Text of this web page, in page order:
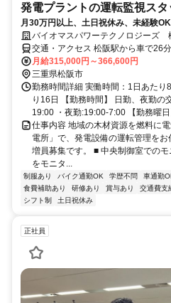
発電プラントの運転監視スタ
月30万円以上、土日祝休み、未経験OK
バイオマスパワーテクノロジーズ
交通・アクセス 松阪駅から車で26
月給315,000円～366,600円
三重県松阪市
勤務時間詳細 実働時間：1日あたり
り16日 【勤務時間】 日勤、夜勤の
19:00 ・夜勤:19:00-7:00 【勤務曜日
仕事内容 地域の木材資源を燃料に
電所」で、発電設備の運転管理を
増員募集です。 ■ 中央制御室での
をモニタ...
制服あり バイク通勤OK 学歴不問 車通勤
食費補助あり
研修あり 賞与あり 交通費支
シフト制
土日祝休み
正社員